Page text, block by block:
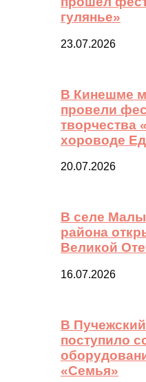
гулянье»
23.07.2026
В Кинешме
провели
творчества
хороводе
20.07.2026
В селе
района
Великой
16.07.2026
В
поступило
«Семья»